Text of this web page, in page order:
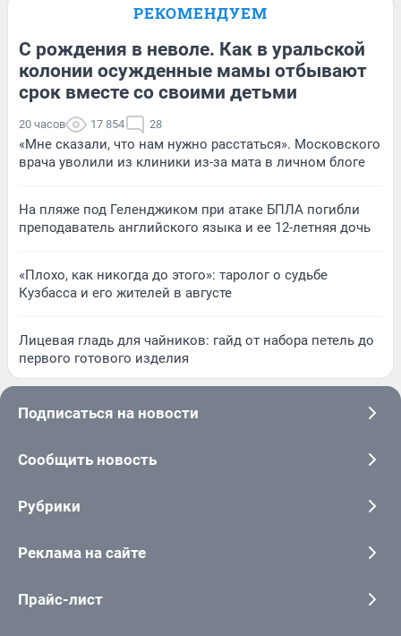
РЕКОМЕНДУЕМ
С рождения в неволе. Как в уральской
колонии осужденные мамы отбывают
срок вместе со своими детьми
20 часов 17 854 28
«Мне сказали, что нам нужно расстаться». Московского
врача уволили из клиники из-за мата в личном блоге
На пляже под Геленджиком при атаке БПЛА погибли
преподаватель английского языка и ее 12-летняя дочь
«Плохо, как никогда до этого»: таролог о судьбе
Кузбасса и его жителей в августе
Лицевая гладь для чайников: гайд от набора петель до
первого готового изделия
Подписаться на новости
Сообщить новость
Рубрики
Реклама на сайте
Прайс-лист